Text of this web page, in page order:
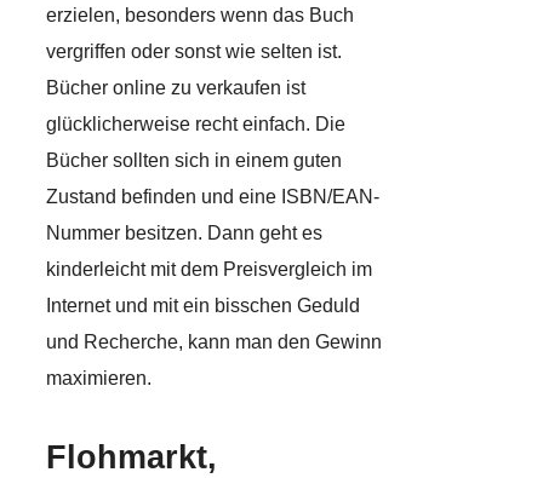
erzielen, besonders wenn das Buch
vergriffen oder sonst wie selten ist.
Bücher online zu verkaufen ist
glücklicherweise recht einfach. Die
Bücher sollten sich in einem guten
Zustand befinden und eine ISBN/EAN-
Nummer besitzen. Dann geht es
kinderleicht mit dem Preisvergleich im
Internet und mit ein bisschen Geduld
und Recherche, kann man den Gewinn
maximieren.
Flohmarkt,